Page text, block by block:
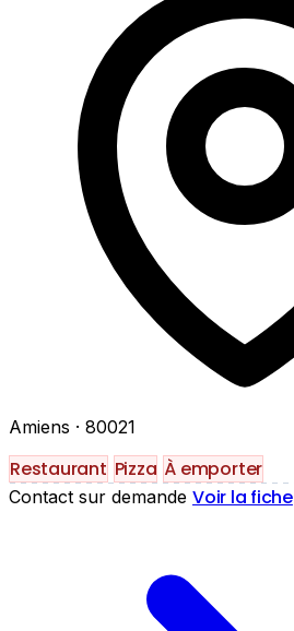
Amiens · 80021
Restaurant Pizza À emporter
Contact sur demande Voir la fiche